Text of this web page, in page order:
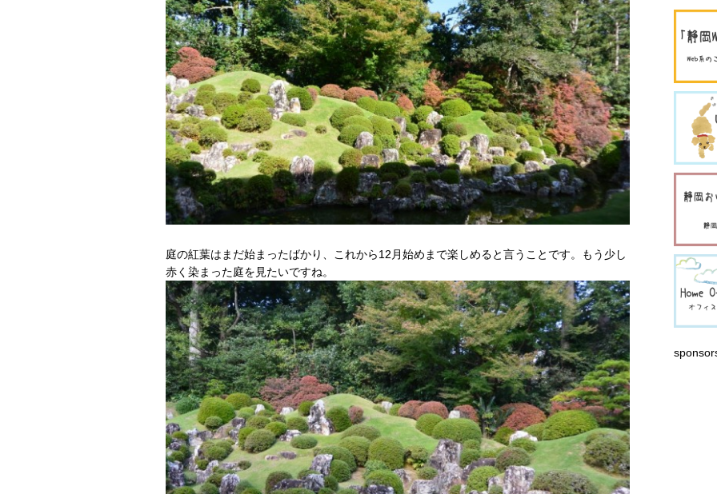
庭の紅葉はまだ始まったばかり、これから12月始めまで楽しめると言うことです。もう少し
赤く染まった庭を見たいですね。